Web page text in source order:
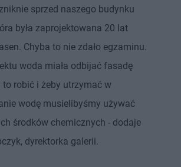
sprzed naszego budynku
była zaprojektowana 20 lat
Chyba to nie zdało egzaminu.
woda miała odbijać fasadę
to robić i żeby utrzymać w
wodę musielibyśmy używać
środków chemicznych - dodaje
dyrektorka galerii.